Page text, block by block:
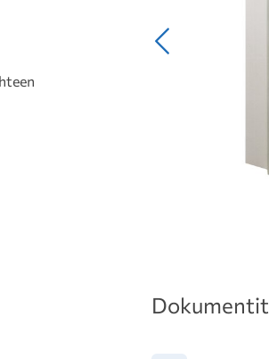
Edellinen
Dokumentit